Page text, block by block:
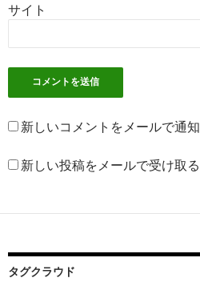
サイト
新しいコメントをメールで通知
新しい投稿をメールで受け取る
タグクラウド